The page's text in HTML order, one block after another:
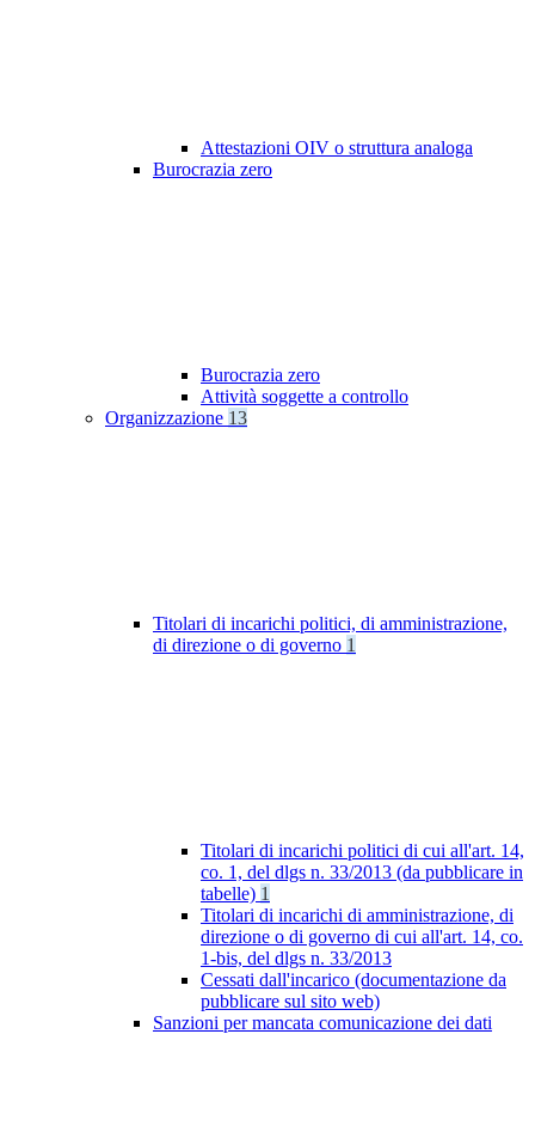
Attestazioni OIV o struttura analoga
Burocrazia zero
Burocrazia zero
Attività soggette a controllo
Organizzazione 13
Titolari di incarichi politici, di amministrazione,
di direzione o di governo 1
Titolari di incarichi politici di cui all'art. 14,
co. 1, del dlgs n. 33/2013 (da pubblicare in
tabelle) 1
Titolari di incarichi di amministrazione, di
direzione o di governo di cui all'art. 14, co.
1-bis, del dlgs n. 33/2013
Cessati dall'incarico (documentazione da
pubblicare sul sito web)
Sanzioni per mancata comunicazione dei dati